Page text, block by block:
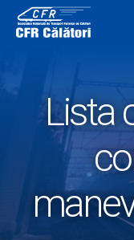
content
Lista